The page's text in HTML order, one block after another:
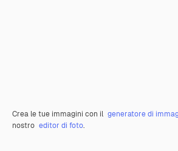
Crea le tue immagini con il generatore di
nostro editor di foto.